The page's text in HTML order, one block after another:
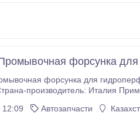
форсунка
форсунка для гидроперфоратора Montabert HC110
12:09
Автозапчасти